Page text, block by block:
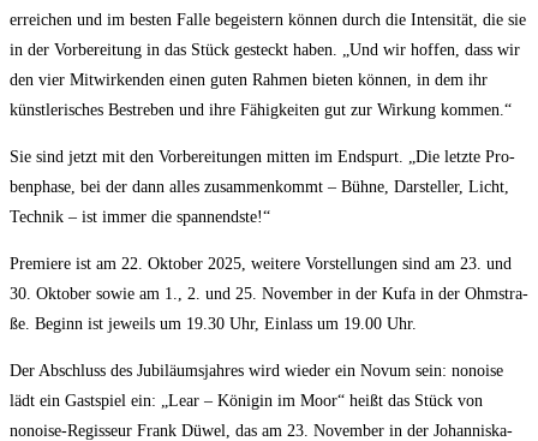
errei­chen und im bes­ten Fal­le begeis­tern kön­nen durch die Inten­si­tät, die sie
in der Vor­be­rei­tung in das Stück gesteckt haben. „Und wir hof­fen, dass wir
den vier Mit­wir­ken­den einen guten Rah­men bie­ten kön­nen, in dem ihr
künst­le­ri­sches Bestre­ben und ihre Fähig­kei­ten gut zur Wir­kung kommen.“
Sie sind jetzt mit den Vor­be­rei­tun­gen mit­ten im End­spurt. „Die letz­te Pro­
ben­pha­se, bei der dann alles zusam­men­kommt – Büh­ne, Dar­stel­ler, Licht,
Tech­nik – ist immer die spannendste!“
Pre­mie­re ist am 22. Okto­ber 2025, wei­te­re Vor­stel­lun­gen sind am 23. und
30. Okto­ber sowie am 1., 2. und 25. Novem­ber in der Kufa in der Ohm­stra­
ße. Beginn ist jeweils um 19.30 Uhr, Ein­lass um 19.00 Uhr.
Der Abschluss des Jubi­lä­ums­jah­res wird wie­der ein Novum sein: nonoi­se
lädt ein Gast­spiel ein: „Lear – Köni­gin im Moor“ heißt das Stück von
nonoi­se-Regis­seur Frank Düwel, das am 23. Novem­ber in der Johan­nis­ka­